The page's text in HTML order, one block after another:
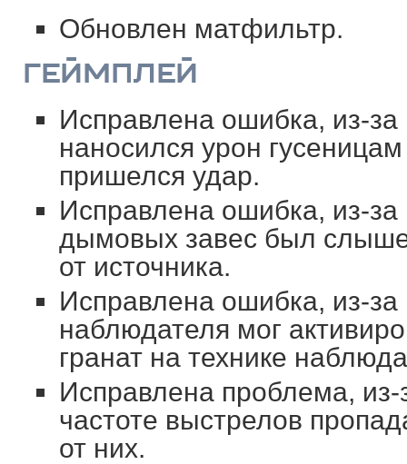
Обновлен матфильтр.
ГЕЙМПЛЕЙ
Исправлена ошибка, из-за
наносился урон
пришелся удар.
Исправлена ошибка, из-за
дымовых завес был
от источника.
Исправлена ошибка, из-за
наблюдателя мог
гранат на технике
Исправлена проблема,
частоте выстрелов
от них.